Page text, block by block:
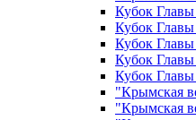
Кубок
Кубок
Кубок
Кубок
Кубок
"Крымская
"Крымская